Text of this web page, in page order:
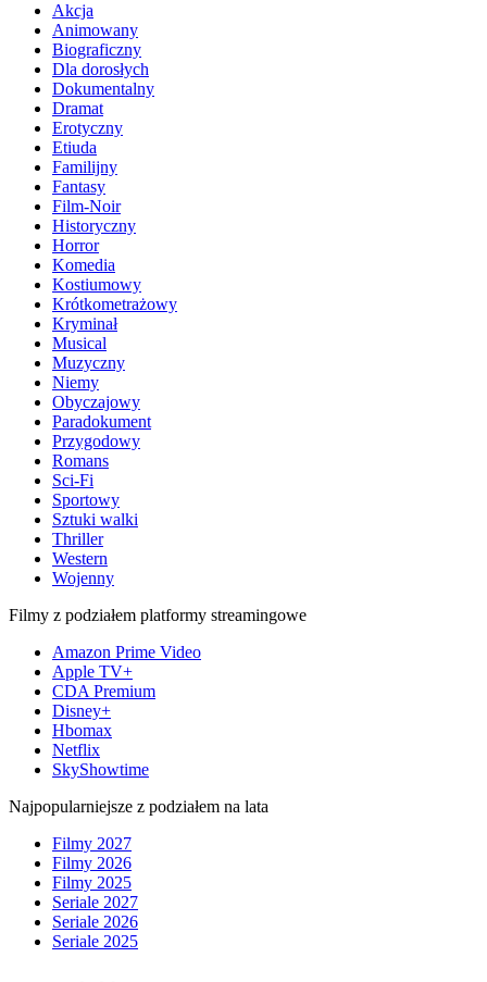
Akcja
Animowany
Biograficzny
Dla dorosłych
Dokumentalny
Dramat
Erotyczny
Etiuda
Familijny
Fantasy
Film-Noir
Historyczny
Horror
Komedia
Kostiumowy
Krótkometrażowy
Kryminał
Musical
Muzyczny
Niemy
Obyczajowy
Paradokument
Przygodowy
Romans
Sci-Fi
Sportowy
Sztuki walki
Thriller
Western
Wojenny
Filmy z podziałem platformy streamingowe
Amazon Prime Video
Apple TV+
CDA Premium
Disney+
Hbomax
Netflix
SkyShowtime
Najpopularniejsze z podziałem na lata
Filmy 2027
Filmy 2026
Filmy 2025
Seriale 2027
Seriale 2026
Seriale 2025